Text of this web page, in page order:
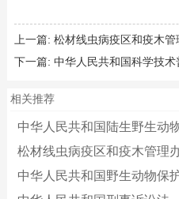
上一篇: 松材线虫病疫区和疫木管
下一篇: 中华人民共和国科学技术
相关推荐
中华人民共和国陆生野生动
松材线虫病疫区和疫木管理
中华人民共和国野生动物保